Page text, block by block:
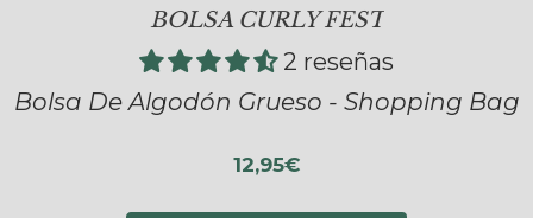
BOLSA CURLY FEST
2 reseñas
Bolsa De Algodón Grueso - Shopping Bag
12,95€